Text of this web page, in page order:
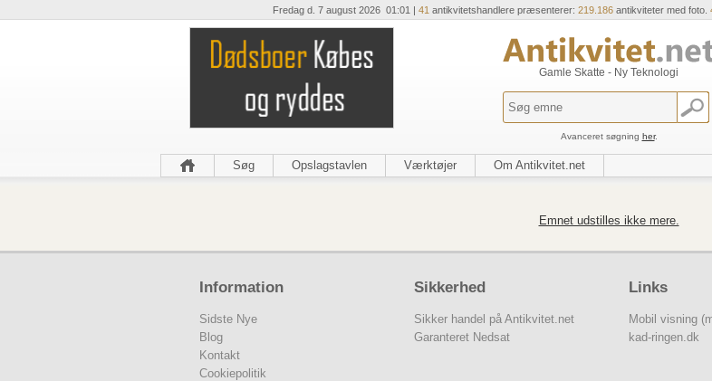
Fredag d. 7 august 2026 01:01 | 41 antikvitetshandlere præsenterer: 219.186antikviteter med foto.
Gamle Skatte - Ny Teknologi
Avanceret søgning her.
Søg Opslagstavlen Værktøjer Om Antikvitet.net
Emnet udstilles ikke mere.
Information
Sidste Nye
Blog
Kontakt
Cookiepolitik
Sikkerhed
Sikker handel på Antikvitet.net
Garanteret Nedsat
Links
Mobil visning
kad-ringen.dk